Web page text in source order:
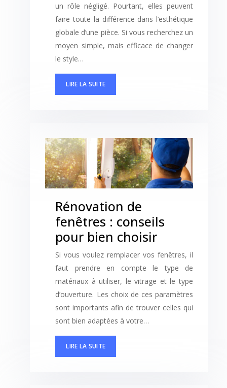
un rôle négligé. Pourtant, elles peuvent
faire toute la différence dans l’esthétique
globale d’une pièce. Si vous recherchez un
moyen simple, mais efficace de changer
le style…
LIRE LA SUITE
Rénovation de
fenêtres : conseils
pour bien choisir
Si vous voulez remplacer vos fenêtres, il
faut prendre en compte le type de
matériaux à utiliser, le vitrage et le type
d’ouverture. Les choix de ces paramètres
sont importants afin de trouver celles qui
sont bien adaptées à votre…
LIRE LA SUITE